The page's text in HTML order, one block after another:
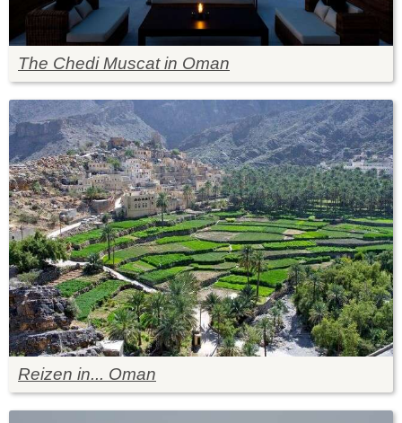
The Chedi Muscat in Oman
Reizen in... Oman